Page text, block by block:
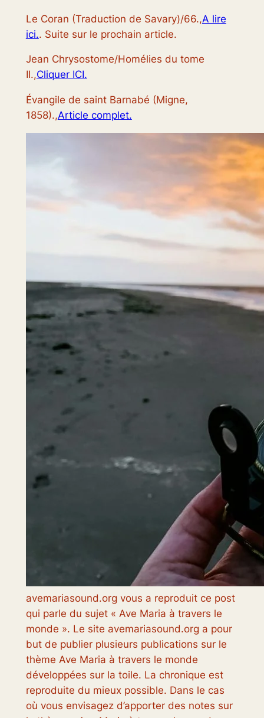
Le Coran (Traduction de Savary)/66.,A lire
ici.. Suite sur le prochain article.
Jean Chrysostome/Homélies du tome
II.,Cliquer ICI.
Évangile de saint Barnabé (Migne,
1858).,Article complet.
avemariasound.org vous a reproduit ce post
qui parle du sujet « Ave Maria à travers le
monde ». Le site avemariasound.org a pour
but de publier plusieurs publications sur le
thème Ave Maria à travers le monde
développées sur la toile. La chronique est
reproduite du mieux possible. Dans le cas
où vous envisagez d’apporter des notes sur